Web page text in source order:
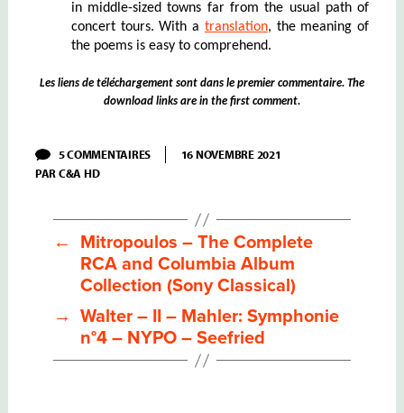
in middle-sized towns far from the usual path of
concert tours. With a translation, the meaning of
the poems is easy to comprehend.
Les liens de téléchargement sont dans le premier commentaire. The
download links are in the first comment.
5 COMMENTAIRESSUR
FLAGSTAD
WAGNER:
WESENDONCK
LIEDER
ØIVIN
FJELDSTAD
–
GRIEG:
HAUGTUSSA
OP.67
16 NOVEMBRE 2021
PARC&A HD
←
Mitropoulos – The Complete
RCA and Columbia Album
Collection (Sony Classical)
→ Walter – II – Mahler: Symphonie
n°4 – NYPO – Seefried